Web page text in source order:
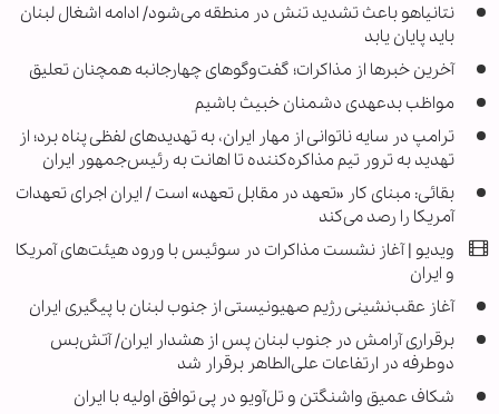
نتانیاهو باعث تشدید تنش در منطقه می‌شود/ ادامه اشغال لبنان
باید پایان یابد
آخرین خبرها از مذاکرات؛ گفت‌وگوهای چهارجانبه همچنان تعلیق
مواظب بدعهدی دشمنان خبیث باشیم
ترامپ در سایه ناتوانی از مهار ایران، به تهدیدهای لفظی پناه برد؛ از
تهدید به ترور تیم مذاکره‌کننده تا اهانت به رئیس‌جمهور ایران
بقائی: مبنای کار «تعهد در مقابل تعهد» است / ایران اجرای تعهدات
آمریکا را رصد می‌کند
ویدیو | آغاز نشست مذاکرات در سوئیس با ورود هیئت‌های آمریکا
و ایران
آغاز عقب‌نشینی رژیم صهیونیستی از جنوب لبنان با پیگیری ایران
برقراری آرامش در جنوب لبنان پس از هشدار ایران/ آتش‌بس
دوطرفه در ارتفاعات علی‌الطاهر برقرار شد
شکاف عمیق واشنگتن و تل‌آویو در پی توافق اولیه با ایران